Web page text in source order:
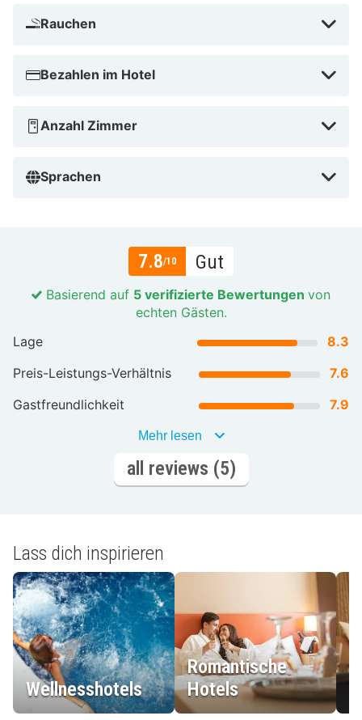
Rauchen
Bezahlen im Hotel
Anzahl Zimmer
Sprachen
7.8/10 Gut
Basierend auf 5 verifizierte Bewertungen von
echten Gästen.
Lage
8.3
Preis-Leistungs-Verhältnis
7.6
Gastfreundlichkeit
7.9
Mehr lesen
all reviews (5)
Lass dich inspirieren
Wellnesshotels
Romantische
Hotels